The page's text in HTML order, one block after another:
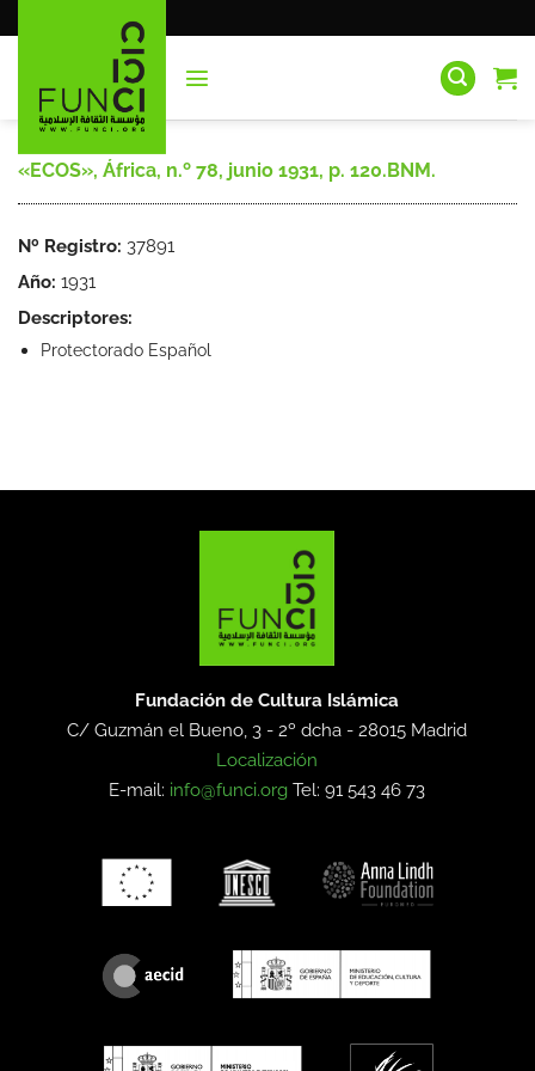
al
«ECOS», África, n.º 78, junio 1931, p. 120.BNM.
Nº Registro: 37891
Año: 1931
Descriptores:
Protectorado Español
Fundación de Cultura Islámica
C/ Guzmán el Bueno, 3 - 2º dcha -28015 Madrid
Localización
E-mail: info@funci.org Tel: 91 543 46 73